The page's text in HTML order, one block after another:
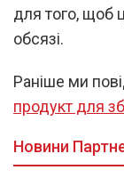
для того, щоб
обсязі.
Раніше ми
продукт для